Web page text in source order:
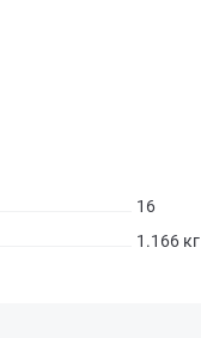
16
1.166 кг